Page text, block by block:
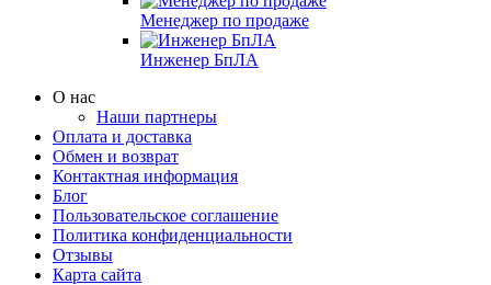
Менеджер по продаже
Инженер БпЛА
О нас
Наши партнеры
Оплата и доставка
Обмен и возврат
Контактная информация
Блог
Пользовательское соглашение
Политика конфиденциальности
Отзывы
Карта сайта